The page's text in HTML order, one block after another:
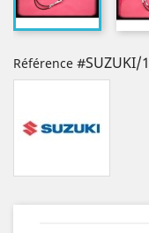
Référence #SUZUKI/